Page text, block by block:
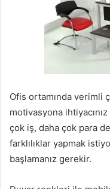
Ofis ortamında verimli
motivasyona
çok iş, daha çok para
farklılıklar yapmak
başlamanız gerekir.